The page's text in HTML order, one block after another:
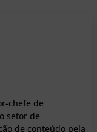
chefe de
setor de
de conteúdo pela